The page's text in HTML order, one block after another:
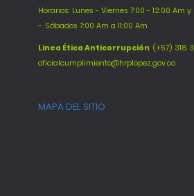
Horarios: Lunes - Viernes 7:00 - 12:00 Am
- Sábados 7:00 Am a 11:00 Am
Línea Ética Anticorrupción: (+57) 318
oficialcumplimiento@hrplopez.gov.co
MAPA DEL SITIO